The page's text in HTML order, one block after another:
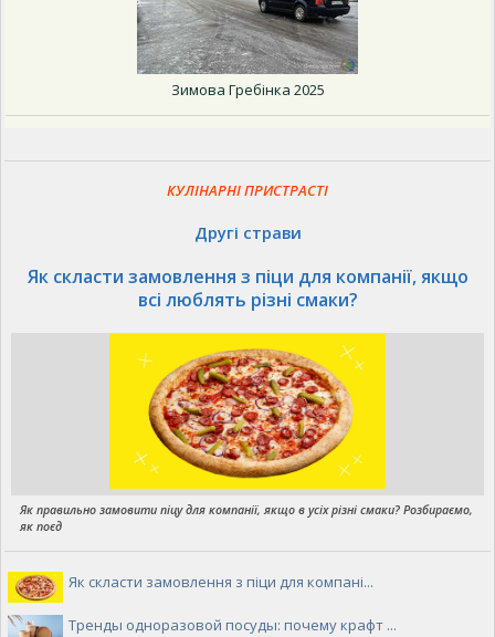
Зимова Гребінка 2025
КУЛІНАРНІ ПРИСТРАСТІ
Другі страви
Як скласти замовлення з піци для компанії, якщо
всі люблять різні смаки?
Як правильно замовити піцу для компанії, якщо в усіх різні смаки? Розбираємо,
як поєд
Як скласти замовлення з піци для компані...
Тренды одноразовой посуды: почему крафт ...